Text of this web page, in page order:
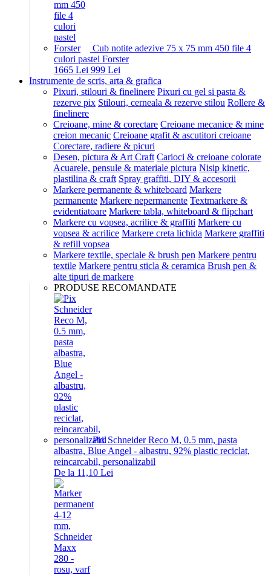
Cub notite adezive 75 x 75 mm 450 file 4
culori pastel Forster
1665 Lei 999 Lei
Instrumente de scris, arta & grafica
Pixuri, stilouri & finelinere Pixuri cu gel si pasta &
rezerve pix Stilouri, cerneala & rezerve stilou Rollere &
finelinere
Creioane, mine & corectare Creioane mecanice & mine
creion mecanic Creioane grafit & ascutitori creioane
Corectare, radiere & picuri
Desen, pictura & Art Craft Carioci & creioane colorate
Acuarele, pensule & materiale pictura Nisip kinetic,
plastilina & craft Spray graffiti, DIY & accesorii
Markere permanente & whiteboard Markere
permanente Markere nepermanente Textmarkere &
evidentiatoare Markere tabla, whiteboard & flipchart
Markere cu vopsea, acrilice & graffiti Markere cu
vopsea & acrilice Markere creta lichida Markere graffiti
& refill vopsea
Markere textile, speciale & brush pen Markere pentru
textile Markere pentru sticla & ceramica Brush pen &
alte tipuri de markere
PRODUSE RECOMANDATE
Pix Schneider Reco M, 0.5 mm, pasta
albastra, Blue Angel - albastru, 92% plastic reciclat,
reincarcabil, personalizabil
De la 11,10 Lei